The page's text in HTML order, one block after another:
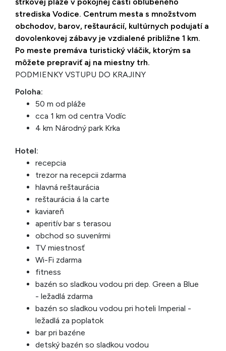
strediska Vodice. Centrum mesta s množstvom
obchodov, barov, reštaurácií, kultúrnych podujatí a
dovolenkovej zábavy je vzdialené približne 1 km.
Po meste premáva turistický vláčik, ktorým sa
môžete prepraviť aj na miestny trh.
PODMIENKY VSTUPU DO KRAJINY
Poloha:
50 m od pláže
cca 1 km od centra Vodíc
4 km Národný park Krka
Hotel:
recepcia
trezor na recepcii zdarma
hlavná reštaurácia
reštaurácia á la carte
kaviareň
aperitív bar s terasou
obchod so suvenírmi
TV miestnosť
Wi-Fi zdarma
fitness
bazén so sladkou vodou pri dep. Green a Blue
- ležadlá zdarma
bazén so sladkou vodou pri hoteli Imperial -
ležadlá za poplatok
bar pri bazéne
detský bazén so sladkou vodou